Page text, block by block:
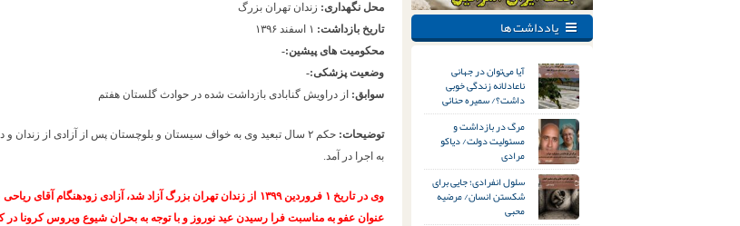
محل نگهداری: زندان تهران بزرگ
تاریخ بازداشت: ۱ اسفند ۱۳۹۶
محکومیت های پیشین:-
وضعیت پزشکی:-
سوابق: از دراویش گنابادی بازداشت‌ شده در حوادث گلستان هفتم
توضیحات:
به اجرا در آمد.
وی در تاریخ ۱ فروردین ۱۳۹۹ از زندان تهران بزرگ آزاد شد، آزادی‌
عنوان عفو به مناسبت فرا رسیدن عید نوروز و با توجه به بحران شیوع ویروس کرونا
یادداشت ها
آیا می‌توان در جهانی
ناعادلانه زندگی خوبی
داشت؟/ سمیره حنائی
مرگ در بازداشت و
مسئولیت دولت/ دیاکو
مرادی
سلول انفرادی؛ جایی برای
شکستن انسان/ مرضیه
محبی